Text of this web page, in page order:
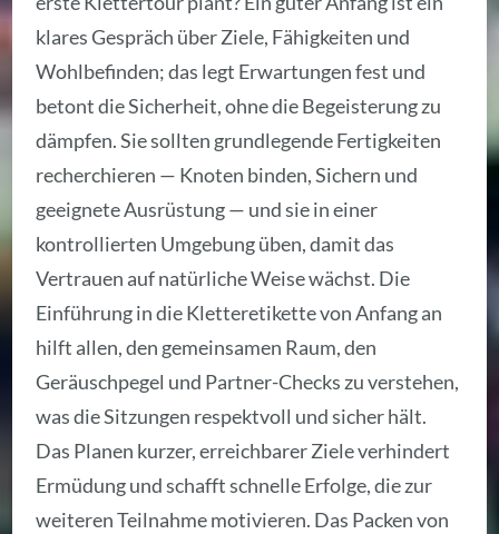
klares Gespräch über Ziele, Fähigkeiten und
Wohlbefinden; das legt Erwartungen fest und
betont die Sicherheit, ohne die Begeisterung zu
dämpfen. Sie sollten grundlegende Fertigkeiten
recherchieren — Knoten binden, Sichern und
geeignete Ausrüstung — und sie in einer
kontrollierten Umgebung üben, damit das
Vertrauen auf natürliche Weise wächst. Die
Einführung in die Kletteretikette von Anfang an
hilft allen, den gemeinsamen Raum, den
Geräuschpegel und Partner-Checks zu verstehen,
was die Sitzungen respektvoll und sicher hält.
Das Planen kurzer, erreichbarer Ziele verhindert
Ermüdung und schafft schnelle Erfolge, die zur
weiteren Teilnahme motivieren. Das Packen von